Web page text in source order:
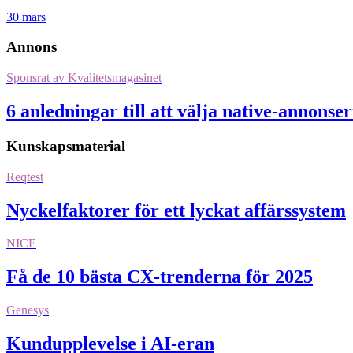
30 mars
Annons
Sponsrat av Kvalitetsmagasinet
6 anledningar till att välja native-
Kunskapsmaterial
Reqtest
Nyckelfaktorer för ett lyckat affärssystem
NICE
Få de 10 bästa CX-trenderna för 2025
Genesys
Kundupplevelse i AI-eran